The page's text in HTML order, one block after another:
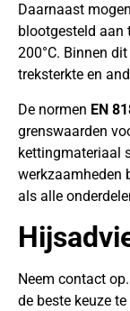
Daarnaast
blootgesteld aan
200°C. Binnen
treksterkte en
De normen EN
grenswaarden
kettingmateriaal
werkzaamheden
als alle
Neem contact
de beste keuze